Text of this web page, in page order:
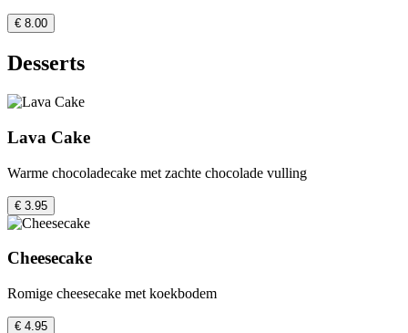
€ 8.00
Desserts
Lava Cake
Warme chocoladecake met zachte chocolade vulling
€ 3.95
Cheesecake
Romige cheesecake met koekbodem
€ 4.95